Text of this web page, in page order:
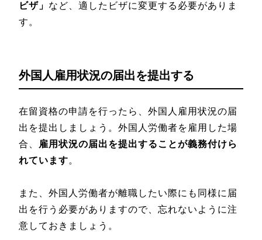
ビザ」 など、適したビザに変更する必要がありま
す。
外国人雇用状況の届出を提出する
在留資格の申請を行ったら、外国人雇用状況の届
出を提出しましょう。外国人労働者を雇用した場
合、
雇用状況の届出を提出することが義務付けら
れています。
また、外国人労働者が離職したい際にも同様に届
出を行う必要がありますので、忘れないように注
意しておきましょう。